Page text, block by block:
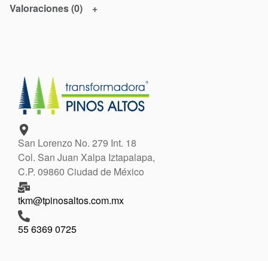
Valoraciones (0)
San Lorenzo No. 279 Int. 18
Col. San Juan Xalpa Iztapalapa,
C.P. 09860 Ciudad de México
tkm@tpinosaltos.com.mx
55 6369 0725